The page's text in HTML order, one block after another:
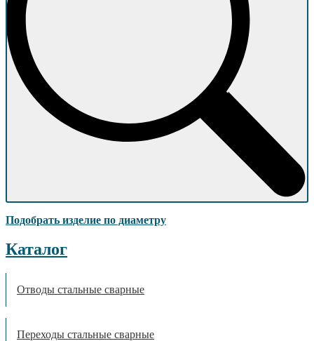
Подобрать изделие по диаметру
Каталог
Отводы стальные сварные
Переходы стальные сварные